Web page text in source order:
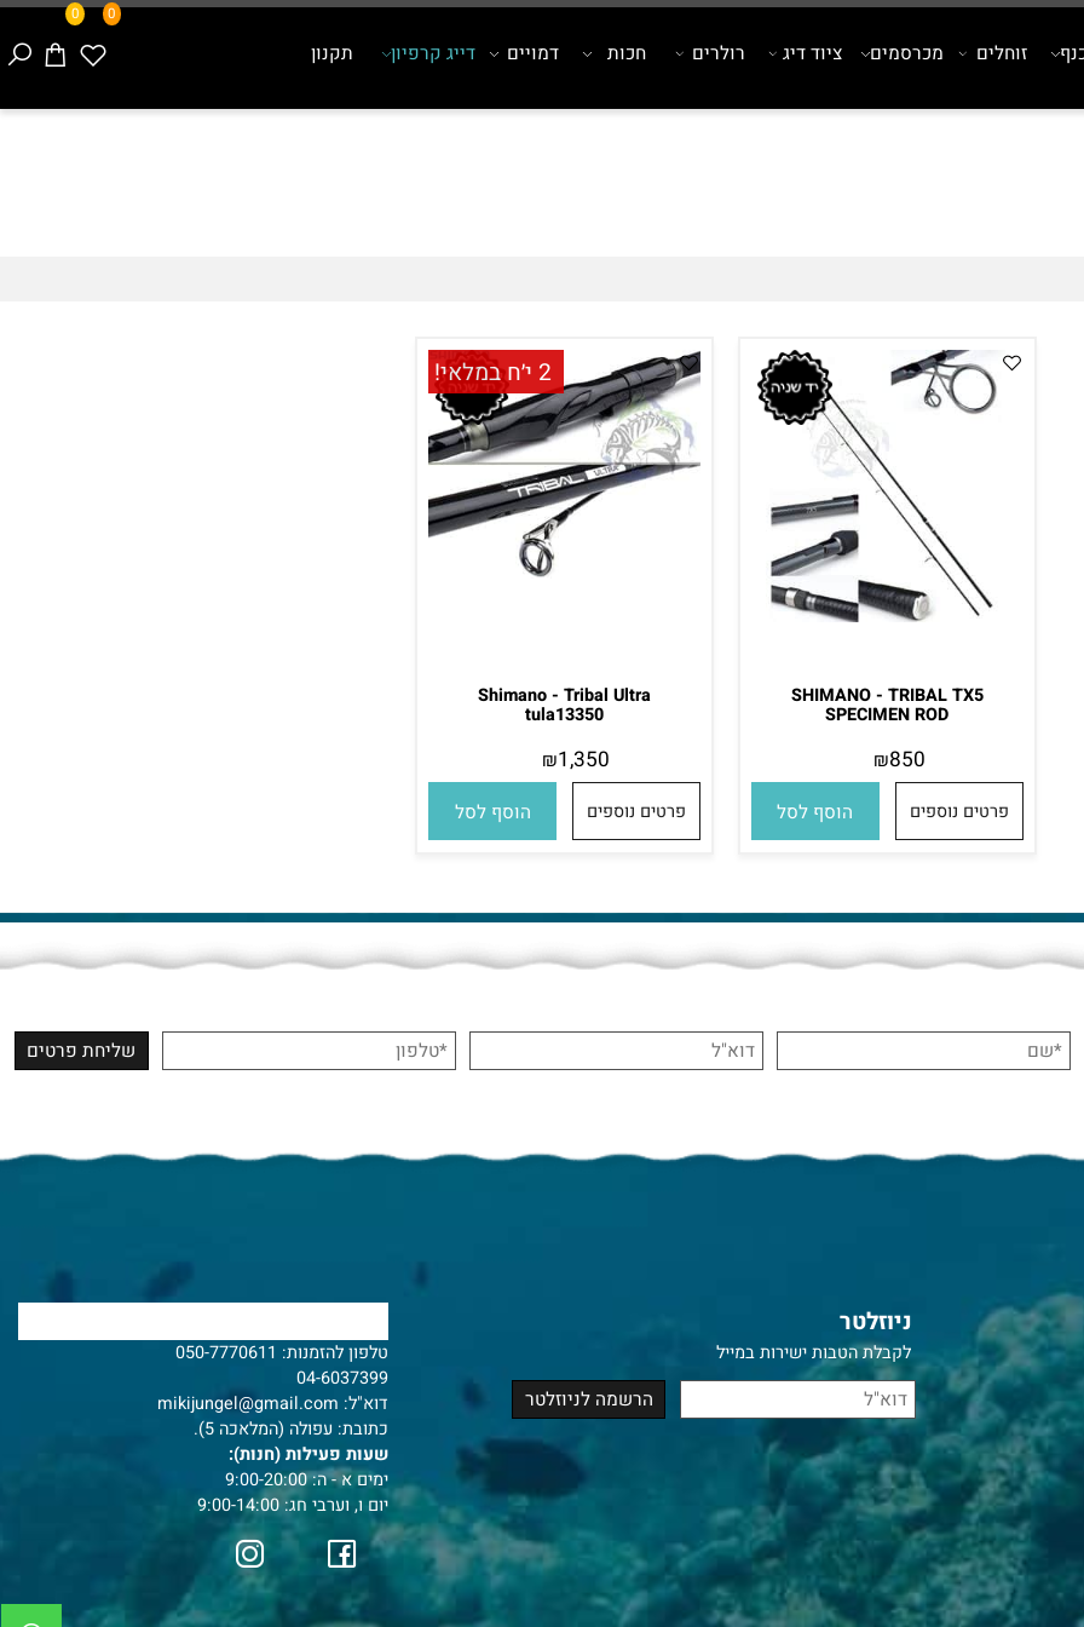
0 0
זוחלים מכרסמים ציוד דיג רולרים חכות דמויים דייג קרפיון תקנון
SHIMANO - TRIBAL TX5
SPECIMEN ROD
₪850
פרטים נוספים הוסף לסל
2 י׳ח במלאי!
Shimano - Tribal Ultra
tula13350
₪1,350
פרטים נוספים הוסף לסל
ניוזלטר
לקבלת הטבות ישירות במייל
צרו איתנו קשר
טלפון להזמנות:050-7770611
04-6037399
דוא"ל:mikijungel@gmail.com
כתובת: עפולה (המלאכה 5).
שעות פעילות (חנות):
ימים א - ה: 9:00-20:00
יום ו, וערבי חג: 9:00-14:00